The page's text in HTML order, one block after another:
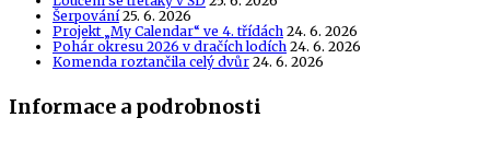
Šerpování 25. 6. 2026
Projekt „My Calendar“ ve 4. třídách 24. 6. 2026
Pohár okresu 2026 v dračích lodích 24. 6. 2026
Komenda roztančila celý dvůr 24. 6. 2026
Informace a podrobnosti